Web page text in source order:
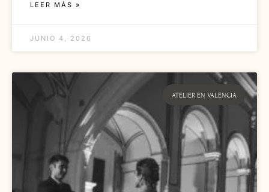
LEER MÁS »
JUNIO 4, 2026
ATELIER EN VALENCIA